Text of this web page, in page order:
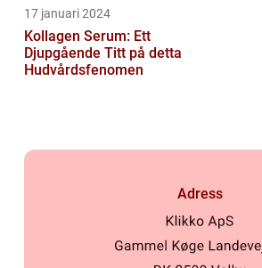
17 januari 2024
Kollagen Serum: Ett
Djupgående Titt på detta
Hudvårdsfenomen
Adress